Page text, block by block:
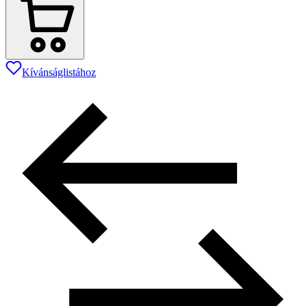
Kívánságlistához